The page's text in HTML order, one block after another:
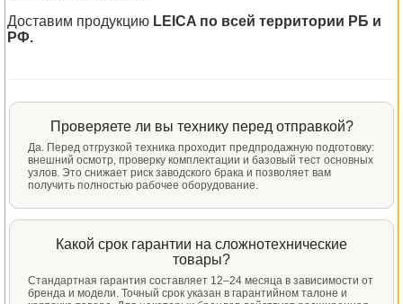
Доставим продукцию LEICA по всей территории РБ и
РФ.
Проверяете ли вы технику перед отправкой?
Да. Перед отгрузкой техника проходит предпродажную подготовку:
внешний осмотр, проверку комплектации и базовый тест основных
узлов. Это снижает риск заводского брака и позволяет вам
получить полностью рабочее оборудование.
Какой срок гарантии на сложнотехнические
товары?
Стандартная гарантия составляет 12–24 месяца в зависимости от
бренда и модели. Точный срок указан в гарантийном талоне и